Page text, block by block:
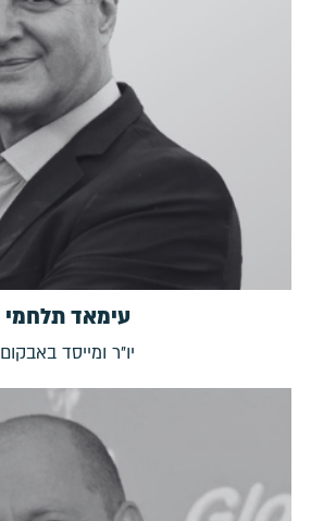
עימאד תלחמי
יו"ר ומייסד באבקום